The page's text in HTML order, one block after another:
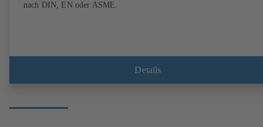
nach DIN, EN oder ASME.
Details